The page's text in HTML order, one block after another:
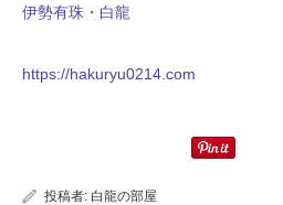
伊勢有珠・白龍
https://hakuryu0214.com
投稿者: 白龍の部屋